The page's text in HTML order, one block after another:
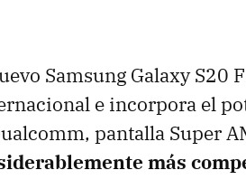
Samsung Galaxy S20
e incorpora el
pantalla Super
más